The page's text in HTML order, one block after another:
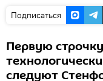
Подписаться
Первую
следуют